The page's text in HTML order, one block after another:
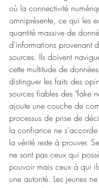
où la connectivité
omniprésente, ce qui les
quantité massive de
d'informations provenant
sources. Ils doivent
cette multitude de
distinguer les faits des
sources fiables des "fake
ajoute une couche de
processus de prise de
la confiance ne
la vérité reste à prouver.
ne sont pas ceux qui
pouvoir mais ceux à qui
une autorité. Les jeunes